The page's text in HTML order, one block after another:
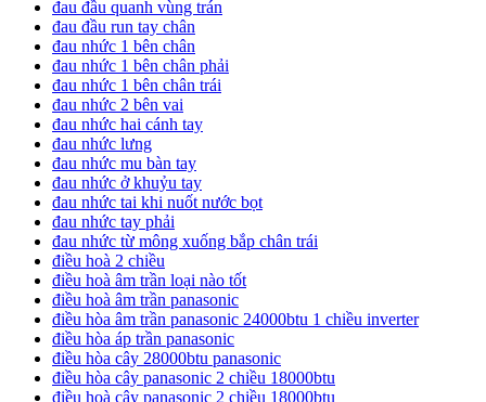
đau đầu quanh vùng trán
đau đầu run tay chân
đau nhức 1 bên chân
đau nhức 1 bên chân phải
đau nhức 1 bên chân trái
đau nhức 2 bên vai
đau nhức hai cánh tay
đau nhức lưng
đau nhức mu bàn tay
đau nhức ở khuỷu tay
đau nhức tai khi nuốt nước bọt
đau nhức tay phải
đau nhức từ mông xuống bắp chân trái
điều hoà 2 chiều
điều hoà âm trần loại nào tốt
điều hoà âm trần panasonic
điều hòa âm trần panasonic 24000btu 1 chiều inverter
điều hòa áp trần panasonic
điều hòa cây 28000btu panasonic
điều hòa cây panasonic 2 chiều 18000btu
điều hoà cây panasonic 2 chiều 18000btu